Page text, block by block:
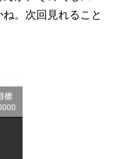
。次回見れること